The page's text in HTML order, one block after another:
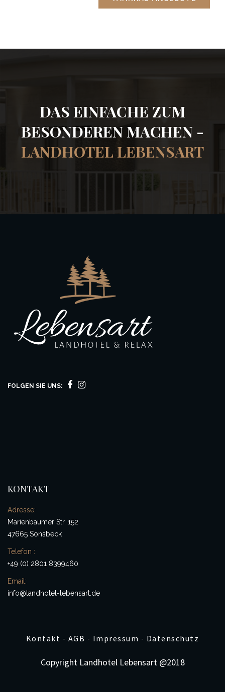
DAS EINFACHE ZUM
BESONDEREN MACHEN -
LANDHOTEL LEBENSART
FOLGEN SIE UNS:
KONTAKT
Adresse:
Marienbaumer Str. 152
47665 Sonsbeck
Telefon :
+49 (0) 2801 8399460
Email:
info@landhotel-lebensart.de
Kontakt - AGB - Impressum - Datenschutz
Copyright Landhotel Lebensart @2018